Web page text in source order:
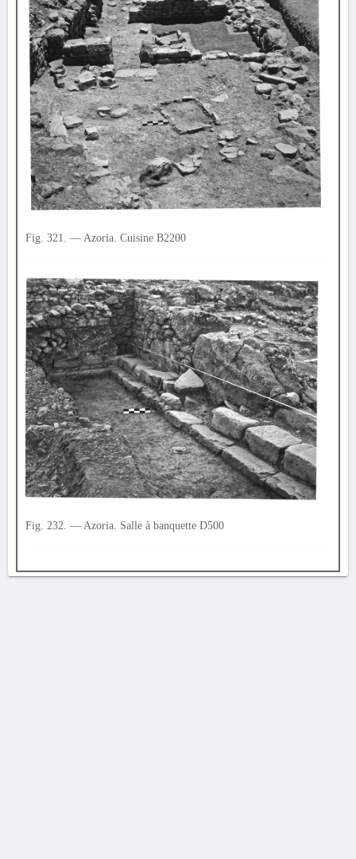
Fig. 321. — Azoria. Cuisine B2200
Fig. 232. — Azoria. Salle à banquette D500